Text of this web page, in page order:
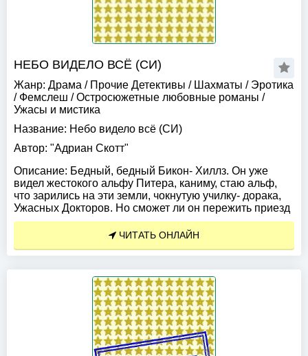
НЕБО ВИДЕЛО ВСЁ (СИ)
Жанр: Драма / Прочие Детективы / Шахматы / Эротика
/ Фемслеш /Остросюжетные любовные романы /
Ужасы и мистика
Название: Небо видело всё (СИ)
Автор: "Адриан Скотт"
Описание: Бедный, бедный Бикон- Хиллз. Он уже
видел жестокого альфу Питера, каниму, стаю альф,
что зарились на эти земли, чокнутую училку- дорака,
Ужасных Докторов. Но сможет ли он пережить приезд
ЧИТАТЬ ОНЛАЙН